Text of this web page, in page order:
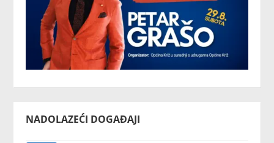
NADOLAZEĆI DOGAĐAJI